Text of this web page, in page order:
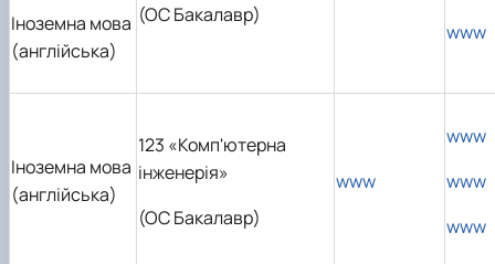
Іноземна мова
(англійська)
(ОС Бакалавр)
www
Іноземна мова
(англійська)
123 «Комп'ютерна
інженерія»
(ОС Бакалавр)
www
www
www
www